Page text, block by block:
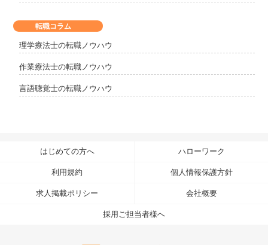
転職コラム
理学療法士の転職ノウハウ
作業療法士の転職ノウハウ
言語聴覚士の転職ノウハウ
はじめての方へ ハローワーク
利用規約 個人情報保護方針
求人掲載ポリシー 会社概要
採用ご担当者様へ